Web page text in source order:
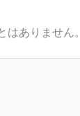
はありません。